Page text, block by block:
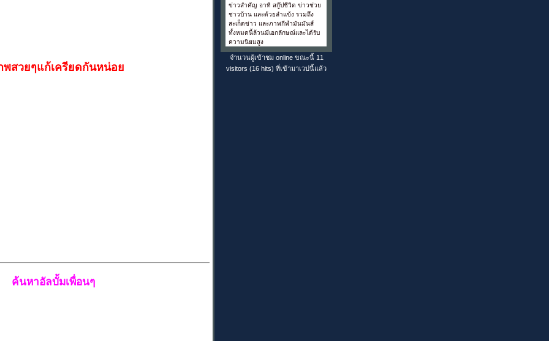
พสวยๆแก้เครียดกันหน่อย
ค้นหาอัลบั้มเพื่อนๆ
ข่าวสำคัญ อาทิ สกู๊ปชีวิต ข่าวช่วย
ชาวบ้าน และด้วยลำแข้ง รวมถึง
สะเก็ดข่าว และภาพกีฬามันมันส์
ทั้งหมดนี้ล้วนมีเอกลักษณ์และได้รับ
ความนิยมสูง
จำนวนผู้เข้าชม online ขณะนี้ 11
visitors (16 hits) ที่เข้ามาเวปนี้แล้ว